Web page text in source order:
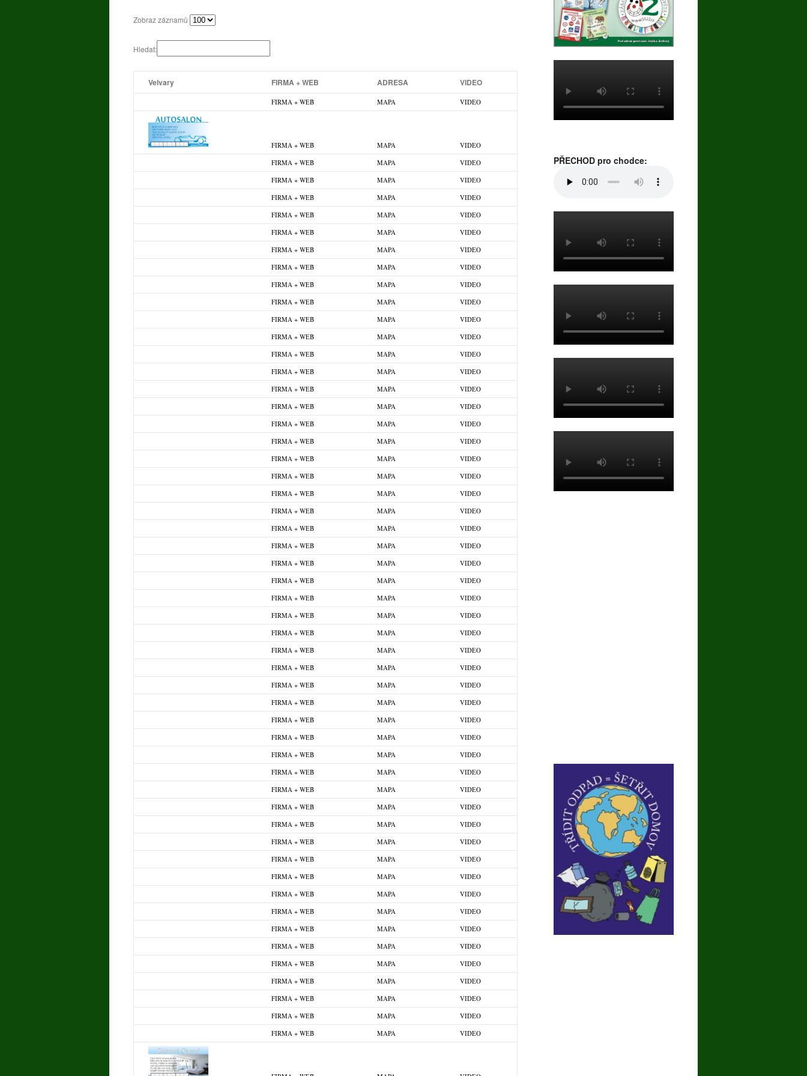
Zobraz záznamů
Hledat:
Velvary FIRMA + WEB ADRESA VIDEO
FIRMA + WEB MAPA VIDEO
FIRMA + WEB MAPA VIDEO
FIRMA + WEB MAPA VIDEO
FIRMA + WEB MAPA VIDEO
FIRMA + WEB MAPA VIDEO
FIRMA + WEB MAPA VIDEO
FIRMA + WEB MAPA VIDEO
FIRMA + WEB MAPA VIDEO
FIRMA + WEB MAPA VIDEO
FIRMA + WEB MAPA VIDEO
FIRMA + WEB MAPA VIDEO
FIRMA + WEB MAPA VIDEO
FIRMA + WEB MAPA VIDEO
FIRMA + WEB MAPA VIDEO
FIRMA + WEB MAPA VIDEO
FIRMA + WEB MAPA VIDEO
FIRMA + WEB MAPA VIDEO
FIRMA + WEB MAPA VIDEO
FIRMA + WEB MAPA VIDEO
FIRMA + WEB MAPA VIDEO
FIRMA + WEB MAPA VIDEO
FIRMA + WEB MAPA VIDEO
FIRMA + WEB MAPA VIDEO
FIRMA + WEB MAPA VIDEO
FIRMA + WEB MAPA VIDEO
FIRMA + WEB MAPA VIDEO
FIRMA + WEB MAPA VIDEO
FIRMA + WEB MAPA VIDEO
FIRMA + WEB MAPA VIDEO
FIRMA + WEB MAPA VIDEO
FIRMA + WEB MAPA VIDEO
FIRMA + WEB MAPA VIDEO
FIRMA + WEB MAPA VIDEO
FIRMA + WEB MAPA VIDEO
FIRMA + WEB MAPA VIDEO
FIRMA + WEB MAPA VIDEO
FIRMA + WEB MAPA VIDEO
FIRMA + WEB MAPA VIDEO
FIRMA + WEB MAPA VIDEO
FIRMA + WEB MAPA VIDEO
FIRMA + WEB MAPA VIDEO
FIRMA + WEB MAPA VIDEO
FIRMA + WEB MAPA VIDEO
FIRMA + WEB MAPA VIDEO
FIRMA + WEB MAPA VIDEO
FIRMA + WEB MAPA VIDEO
FIRMA + WEB MAPA VIDEO
FIRMA + WEB MAPA VIDEO
FIRMA + WEB MAPA VIDEO
FIRMA + WEB MAPA VIDEO
FIRMA + WEB MAPA VIDEO
FIRMA + WEB MAPA VIDEO
FIRMA + WEB MAPA VIDEO
PŘECHOD pro chodce: